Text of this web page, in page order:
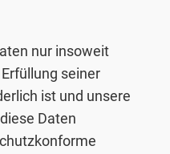
nur insoweit
seiner
ist und unsere
Daten